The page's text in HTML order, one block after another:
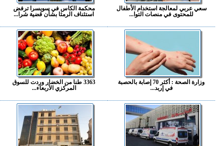
سعي عربي لمعالجة استخدام الأطفال
للمحتوى في منصات التوا...
محكمة الكاس في سويسرا ترفض
استئناف الرمثا بشأن قضية شرا...
وزارة الصحة : أكثر 70 إصابة بالحصبة
في إربد...
3363 طنا من الخضار وردت للسوق
المركزي الأربعاء...